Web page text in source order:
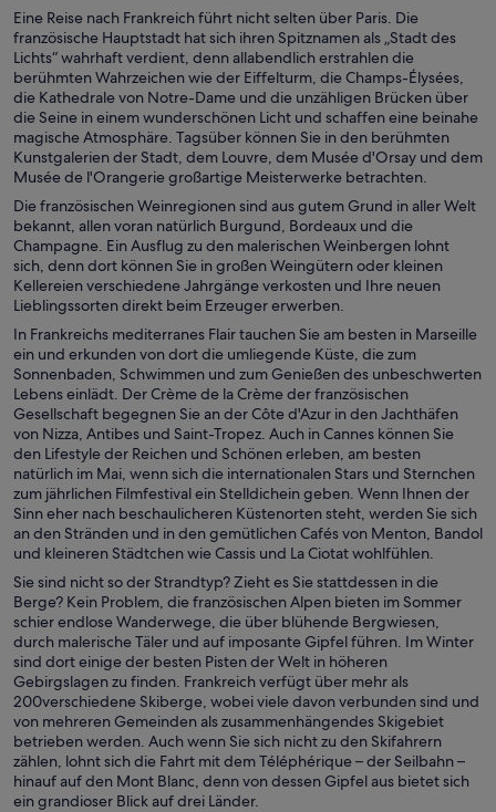
Eine Reise nach Frankreich führt nicht selten über Paris. Die
französische Hauptstadt hat sich ihren Spitznamen als „Stadt des
Lichts“ wahrhaft verdient, denn allabendlich erstrahlen die
berühmten Wahrzeichen wie der Eiffelturm, die Champs-Élysées,
die Kathedrale von Notre-Dame und die unzähligen Brücken über
die Seine in einem wunderschönen Licht und schaffen eine beinahe
magische Atmosphäre. Tagsüber können Sie in den berühmten
Kunstgalerien der Stadt, dem Louvre, dem Musée d'Orsay und dem
Musée de l'Orangerie großartige Meisterwerke betrachten.
Die französischen Weinregionen sind aus gutem Grund in aller Welt
bekannt, allen voran natürlich Burgund, Bordeaux und die
Champagne. Ein Ausflug zu den malerischen Weinbergen lohnt
sich, denn dort können Sie in großen Weingütern oder kleinen
Kellereien verschiedene Jahrgänge verkosten und Ihre neuen
Lieblingssorten direkt beim Erzeuger erwerben.
In Frankreichs mediterranes Flair tauchen Sie am besten in Marseille
ein und erkunden von dort die umliegende Küste, die zum
Sonnenbaden, Schwimmen und zum Genießen des unbeschwerten
Lebens einlädt. Der Crème de la Crème der französischen
Gesellschaft begegnen Sie an der Côte d'Azur in den Jachthäfen
von Nizza, Antibes und Saint-Tropez. Auch in Cannes können Sie
den Lifestyle der Reichen und Schönen erleben, am besten
natürlich im Mai, wenn sich die internationalen Stars und Sternchen
zum jährlichen Filmfestival ein Stelldichein geben. Wenn Ihnen der
Sinn eher nach beschaulicheren Küstenorten steht, werden Sie sich
an den Stränden und in den gemütlichen Cafés von Menton, Bandol
und kleineren Städtchen wie Cassis und La Ciotat wohlfühlen.
Sie sind nicht so der Strandtyp? Zieht es Sie stattdessen in die
Berge? Kein Problem, die französischen Alpen bieten im Sommer
schier endlose Wanderwege, die über blühende Bergwiesen,
durch malerische Täler und auf imposante Gipfel führen. Im Winter
sind dort einige der besten Pisten der Welt in höheren
Gebirgslagen zu finden. Frankreich verfügt über mehr als
200verschiedene Skiberge, wobei viele davon verbunden sind und
von mehreren Gemeinden als zusammenhängendes Skigebiet
betrieben werden. Auch wenn Sie sich nicht zu den Skifahrern
zählen, lohnt sich die Fahrt mit dem Téléphérique – der Seilbahn –
hinauf auf den Mont Blanc, denn von dessen Gipfel aus bietet sich
ein grandioser Blick auf drei Länder.